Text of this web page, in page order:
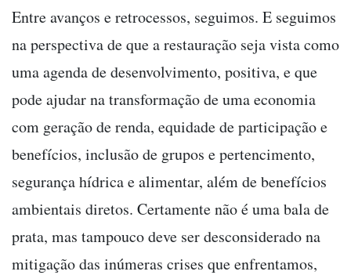
Entre avanços e retrocessos, seguimos. E seguimos
na perspectiva de que a restauração seja vista como
uma agenda de desenvolvimento, positiva, e que
pode ajudar na transformação de uma economia
com geração de renda, equidade de participação e
benefícios, inclusão de grupos e pertencimento,
segurança hídrica e alimentar, além de benefícios
ambientais diretos. Certamente não é uma bala de
prata, mas tampouco deve ser desconsiderado na
mitigação das inúmeras crises que enfrentamos,